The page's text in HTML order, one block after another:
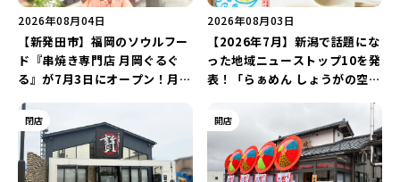
2026年08月04日
【新発田市】福岡のソウルフー
ド『串焼き専門店 月岡ぐるぐ
る』が7月3日にオープン！月岡
材を使ったぐるぐる串焼き」を
堪能しよう♪
2026年08月03日
【2026年7月】新潟で話題にな
った地域ニューストップ10を発
表！「らぁめん しょうがの空」
閉店の注目記事をランキングで
ご紹介♪
閉店 開店